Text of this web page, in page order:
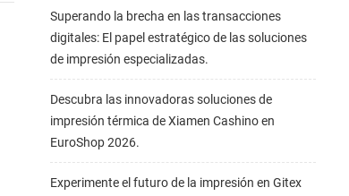
Superando la brecha en las transacciones
digitales: El papel estratégico de las soluciones
de impresión especializadas.
Descubra las innovadoras soluciones de
impresión térmica de Xiamen Cashino en
EuroShop 2026.
Experimente el futuro de la impresión en Gitex